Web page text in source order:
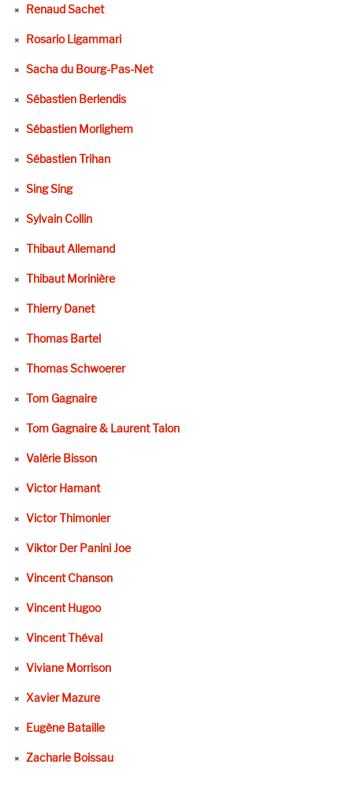
Renaud Sachet
Rosario Ligammari
Sacha du Bourg-Pas-Net
Sébastien Berlendis
Sébastien Morlighem
Sébastien Trihan
Sing Sing
Sylvain Collin
Thibaut Allemand
Thibaut Morinière
Thierry Danet
Thomas Bartel
Thomas Schwoerer
Tom Gagnaire
Tom Gagnaire & Laurent Talon
Valérie Bisson
Victor Hamant
Victor Thimonier
Viktor Der Panini Joe
Vincent Chanson
Vincent Hugoo
Vincent Théval
Viviane Morrison
Xavier Mazure
Eugène Bataille
Zacharie Boissau